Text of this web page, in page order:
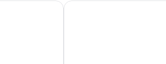
Foley - North Gulf ShoresAmericas Best Value Inn &